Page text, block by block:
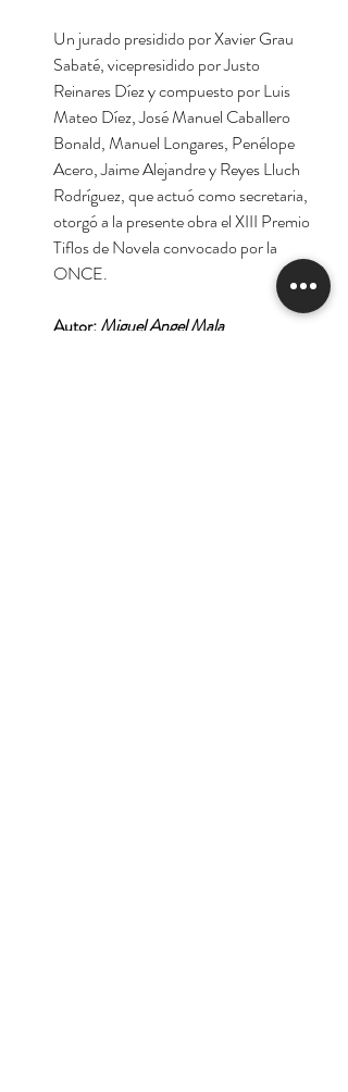
Un jurado presidido por Xavier Grau
Sabaté, vicepresidido por Justo
Reinares Díez y compuesto por Luis
Mateo Díez, José Manuel Caballero
Bonald, Manuel Longares, Penélope
Acero, Jaime Alejandre y Reyes Lluch
Rodríguez, que actuó como secretaria,
otorgó a la presente obra el XIII Premio
Tiflos de Novela convocado por la
ONCE.
Autor:Miguel Angel Mala